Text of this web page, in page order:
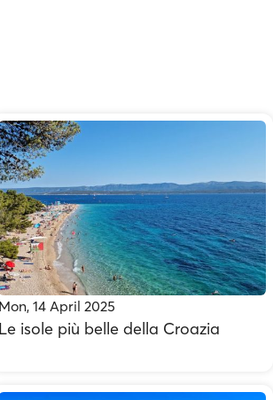
Mon, 14 April 2025
Le isole più belle della Croazia